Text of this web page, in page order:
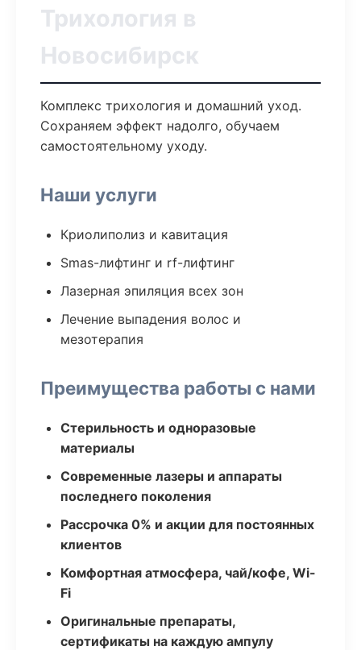
Трихология в
Новосибирск
Комплекс трихология и домашний уход.
Сохраняем эффект надолго, обучаем
самостоятельному уходу.
Наши услуги
Криолиполиз и кавитация
Smas-лифтинг и rf-лифтинг
Лазерная эпиляция всех зон
Лечение выпадения волос и
мезотерапия
Преимущества работы с нами
Стерильность и одноразовые
материалы
Современные лазеры и аппараты
последнего поколения
Рассрочка 0% и акции для постоянных
клиентов
Комфортная атмосфера, чай/кофе, Wi-
Fi
Оригинальные препараты,
сертификаты на каждую ампулу